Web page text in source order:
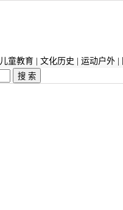
儿童教育 文化历史 运动户外